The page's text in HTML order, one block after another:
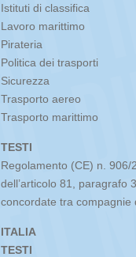
Istituti di classifica
Lavoro marittimo
Pirateria
Politica dei trasporti
Sicurezza
Trasporto aereo
Trasporto marittimo
TESTI
Regolamento (CE) n. 906/
dell’articolo 81, paragrafo
concordate tra
ITALIA
TESTI